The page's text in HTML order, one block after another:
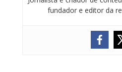
fundador e editor da